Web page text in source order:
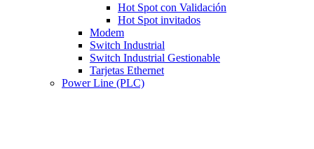
Hot Spot con Validación
Hot Spot invitados
Modem
Switch Industrial
Switch Industrial Gestionable
Tarjetas Ethernet
Power Line (PLC)